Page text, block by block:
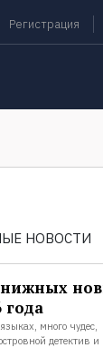
Регистрация
НОВОСТИ
года
много чудес,
детектив и